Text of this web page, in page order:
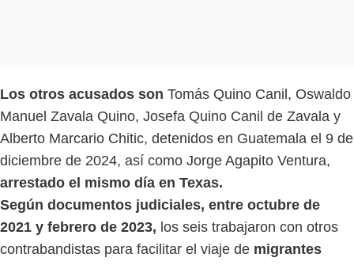
Los otros acusados son Tomás Quino Canil, Oswaldo
Manuel Zavala Quino, Josefa Quino Canil de Zavala y
Alberto Marcario Chitic, detenidos en Guatemala el 9 de
diciembre de 2024, así como Jorge Agapito Ventura,
arrestado el mismo día en Texas.
Según documentos judiciales, entre octubre de
2021 y febrero de 2023, los seis trabajaron con otros
contrabandistas para facilitar el viaje de migrantes